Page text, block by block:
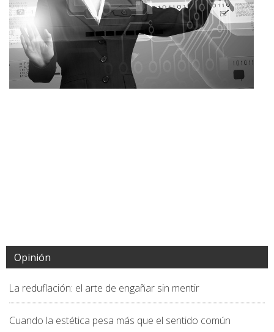
Opinión
La reduflación: el arte de engañar sin mentir
Cuando la estética pesa más que el sentido común